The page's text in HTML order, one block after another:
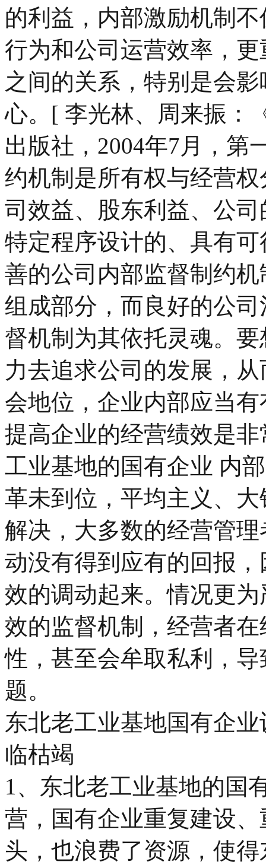
的利益，内部激励机制
行为和公司运营效率，
之间的关系，特别是会
心。[ 李光林、周来振：
出版社，2004年7月，第
约机制是所有权与经营
司效益、股东利益、公
特定程序设计的、具有
善的公司内部监督制约
组成部分，而良好的公
督机制为其依托灵魂。
力去追求公司的发展，
会地位，企业内部应当
提高企业的经营绩效是
工业基地的国有企业 内
革未到位，平均主义、
解决，大多数的经营管
动没有得到应有的回报
效的调动起来。情况更
效的监督机制，经营者
性，甚至会牟取私利，
题。
东北老工业基地国有企
临枯竭
1、东北老工业基地的国
营，国有企业重复建设
头，也浪费了资源，使